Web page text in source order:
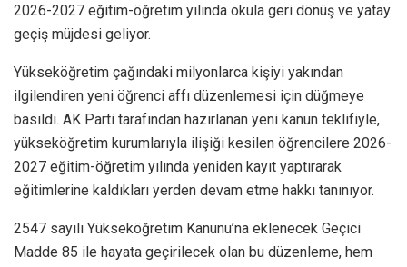
2026-2027 eğitim-öğretim yılında okula geri dönüş ve yatay
geçiş müjdesi geliyor.
Yükseköğretim çağındaki milyonlarca kişiyi yakından
ilgilendiren yeni öğrenci affı düzenlemesi için düğmeye
basıldı. AK Parti tarafından hazırlanan yeni kanun teklifiyle,
yükseköğretim kurumlarıyla ilişiği kesilen öğrencilere 2026-
2027 eğitim-öğretim yılında yeniden kayıt yaptırarak
eğitimlerine kaldıkları yerden devam etme hakkı tanınıyor.
2547 sayılı Yükseköğretim Kanunu’na eklenecek Geçici
Madde 85 ile hayata geçirilecek olan bu düzenleme, hem